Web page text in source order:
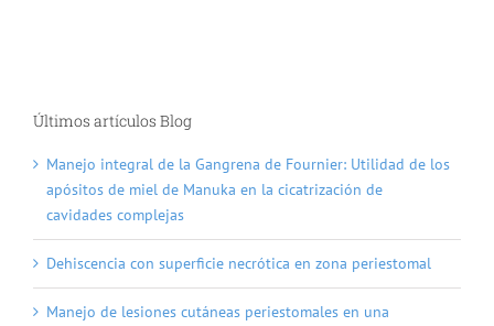
Últimos artículos Blog
Manejo integral de la Gangrena de Fournier: Utilidad de los
apósitos de miel de Manuka en la cicatrización de
cavidades complejas
Dehiscencia con superficie necrótica en zona periestomal
Manejo de lesiones cutáneas periestomales en una